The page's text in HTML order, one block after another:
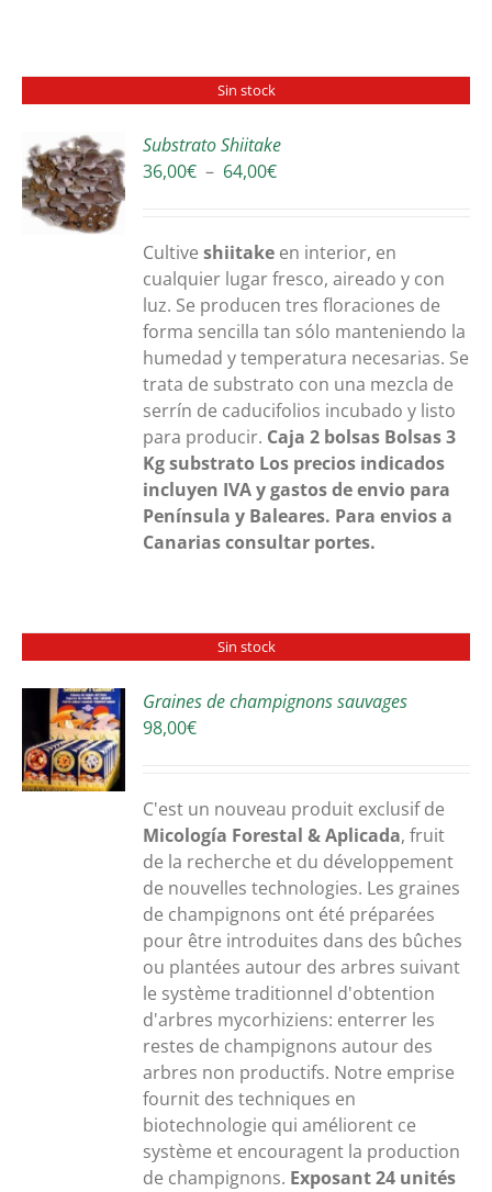
Sin stock
Substrato Shiitake
36,00€ – 64,00€Plage
36,00€
à
64,00€
Cultiveshiitake en interior, en
cualquier lugar fresco, aireado y con
luz. Se producen tres floraciones de
forma sencilla tan sólo manteniendo la
humedad y temperatura necesarias. Se
trata de substrato con una mezcla de
serrín de caducifolios incubado y listo
para producir. Caja 2 bolsas Bolsas 3
Kg substrato Los precios indicados
incluyen IVA y gastos de envio para
Península y Baleares. Para envios a
Canarias consultar portes.
Sin stock
Graines de champignons sauvages
98,00€
C'est un nouveau produit exclusif de
Micología Forestal & Aplicada, fruit
de la recherche et du développement
de nouvelles technologies. Les graines
de champignons ont été préparées
pour être introduites dans des bûches
ou plantées autour des arbres suivant
le système traditionnel d'obtention
d'arbres mycorhiziens: enterrer les
restes de champignons autour des
arbres non productifs. Notre emprise
fournit des techniques en
biotechnologie qui améliorent ce
système et encouragent la production
de champignons. Exposant 24 unités